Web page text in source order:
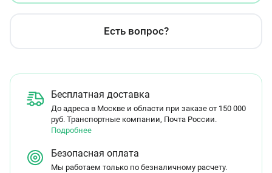
Есть вопрос?
Бесплатная доставка
До адреса в Москве и области при заказе от 150 000
руб. Транспортные компании, Почта России.
Подробнее
Безопасная оплата
Мы работаем только по безналичному расчету.